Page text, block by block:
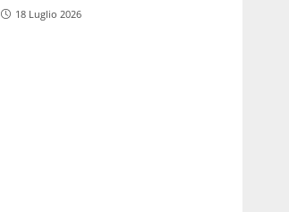
18 Luglio 2026